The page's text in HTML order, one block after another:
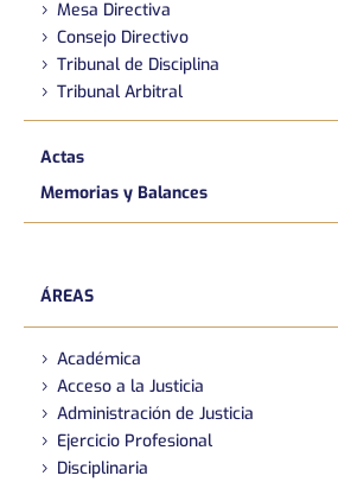
Mesa Directiva
Consejo Directivo
Tribunal de Disciplina
Tribunal Arbitral
Actas
Memorias y Balances
ÁREAS
Académica
Acceso a la Justicia
Administración de Justicia
Ejercicio Profesional
Disciplinaria